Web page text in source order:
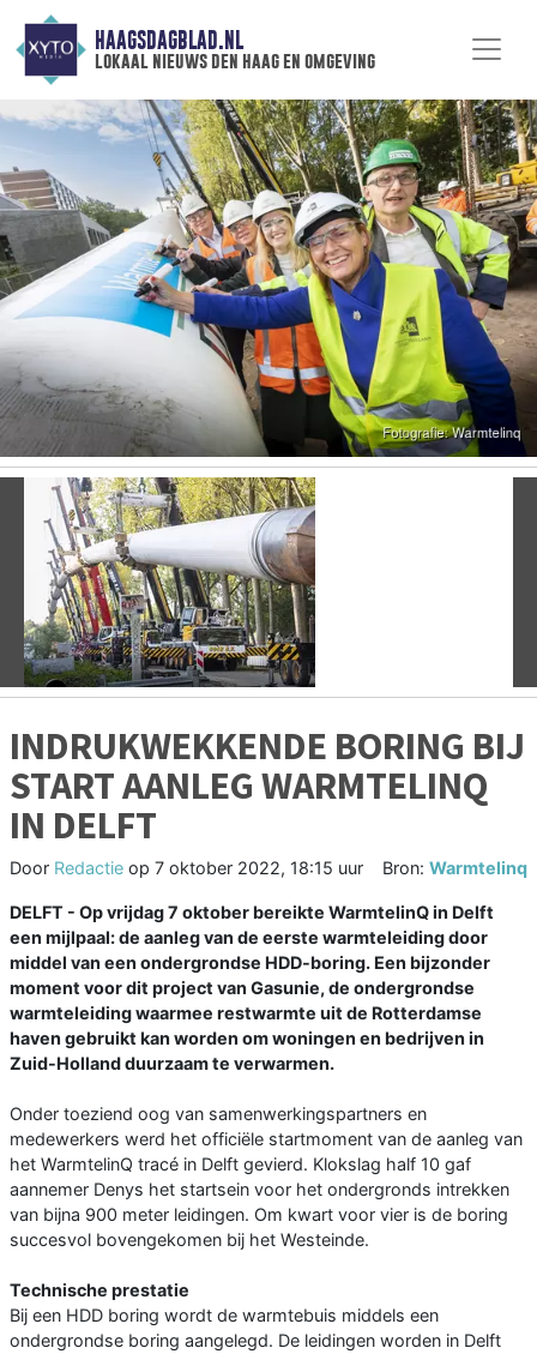
HAAGSDAGBLAD.NL
lokaal nieuws den haag en omgeving
Vorige
INDRUKWEKKENDE BORING BIJ
START AANLEG WARMTELINQ
IN DELFT
Door Redactie op 7 oktober 2022, 18:15 uur Bron: Warmtelinq
DELFT - Op vrijdag 7 oktober bereikte WarmtelinQ in Delft
een mijlpaal: de aanleg van de eerste warmteleiding door
middel van een ondergrondse HDD-boring. Een bijzonder
moment voor dit project van Gasunie, de ondergrondse
warmteleiding waarmee restwarmte uit de Rotterdamse
haven gebruikt kan worden om woningen en bedrijven in
Zuid-Holland duurzaam te verwarmen.
Onder toeziend oog van samenwerkingspartners en
medewerkers werd het officiële startmoment van de aanleg van
het WarmtelinQ tracé in Delft gevierd. Klokslag half 10 gaf
aannemer Denys het startsein voor het ondergronds intrekken
van bijna 900 meter leidingen. Om kwart voor vier is de boring
succesvol bovengekomen bij het Westeinde.
Technische prestatie
Bij een HDD boring wordt de warmtebuis middels een
ondergrondse boring aangelegd. De leidingen worden in Delft